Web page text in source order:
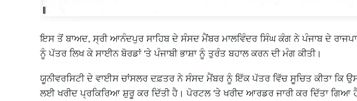
ਇਸ ਤੋਂ ਬਾਅਦ, ਸ੍ਰੀ ਆਨੰਦਪੁਰ ਸਾਹਿਬ ਦੇ ਸੰਸਦ ਮੈਂਬਰ ਮਾਲਵਿੰਦਰ ਸਿੰਘ ਕੰਗ ਨੇ ਪੰਜਾਬ ਦੇ
ਨੂੰ ਪੱਤਰ ਲਿਖ ਕੇ ਸਾਈਨ ਬੋਰਡਾਂ 'ਤੇ ਪੰਜਾਬੀ ਭਾਸ਼ਾ ਨੂੰ ਤੁਰੰਤ ਬਹਾਲ ਕਰਨ ਦੀ ਮੰਗ ਕੀਤੀ।
ਯੂਨੀਵਰਸਿਟੀ ਦੇ ਵਾਈਸ ਚਾਂਸਲਰ ਦਫ਼ਤਰ ਨੇ ਸੰਸਦ ਮੈਂਬਰ ਨੂੰ ਇੱਕ ਪੱਤਰ ਵਿੱਚ ਸੂਚਿਤ ਕੀਤਾ ਕਿ
ਲਈ ਖਰੀਦ ਪ੍ਰਕਿਰਿਆ ਸ਼ੁਰੂ ਕਰ ਦਿੱਤੀ ਹੈ। ਪੋਰਟਲ 'ਤੇ ਖਰੀਦ ਆਰਡਰ ਜਾਰੀ ਕਰ ਦਿੱਤਾ ਗਿਆ